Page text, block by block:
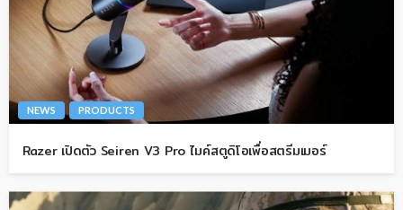
NEWS PRODUCTS
Razer เปิดตัว Seiren V3 Pro ไมค์สตูดิโอเพื่อสตรีมเมอร์